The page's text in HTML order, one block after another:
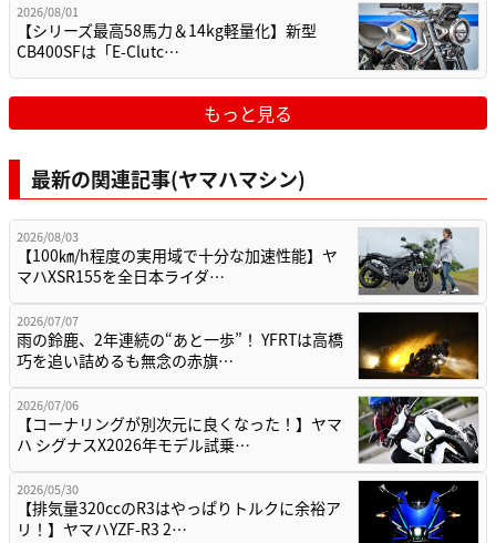
2026/08/01
【シリーズ最高58馬力＆14kg軽量化】新型
CB400SFは「E-Clutc…
もっと見る
最新の関連記事(ヤマハマシン)
2026/08/03
【100㎞/h程度の実用域で十分な加速性能】ヤ
マハXSR155を全日本ライダ…
2026/07/07
雨の鈴鹿、2年連続の“あと一歩”！ YFRTは高橋
巧を追い詰めるも無念の赤旗…
2026/07/06
【コーナリングが別次元に良くなった！】ヤマ
ハ シグナスX2026年モデル試乗…
2026/05/30
【排気量320ccのR3はやっぱりトルクに余裕ア
リ！】ヤマハYZF-R3 2…